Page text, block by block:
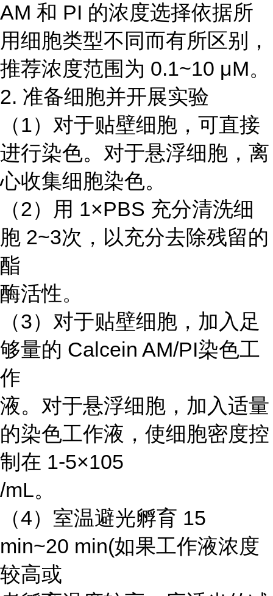
AM 和 PI 的浓度选择依据所
用细胞类型不同而有所区别，
推荐浓度范围为 0.1~10 μM。
2. 准备细胞并开展实验
（1）对于贴壁细胞，可直接
进行染色。对于悬浮细胞，离
心收集细胞染色。
（2）用 1×PBS 充分清洗细
胞 2~3次，以充分去除残留的
酯
酶活性。
（3）对于贴壁细胞，加入足
够量的 Calcein AM/PI染色工
作
液。对于悬浮细胞，加入适量
的染色工作液，使细胞密度控
制在 1-5×105
/mL。
（4）室温避光孵育 15
min~20 min(如果工作液浓度
较高或